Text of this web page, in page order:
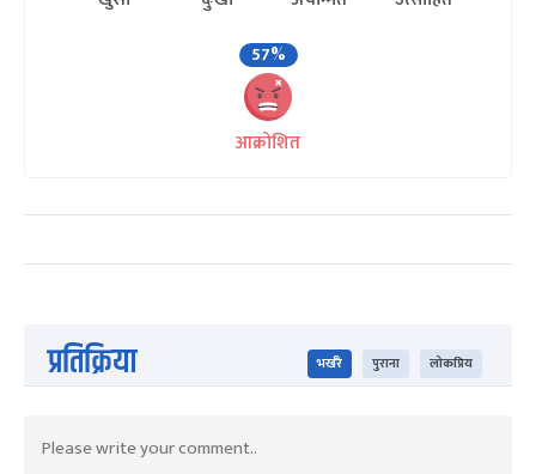
57%
आक्रोशित
प्रतिक्रिया भर्खरै पुराना लोकप्रिय